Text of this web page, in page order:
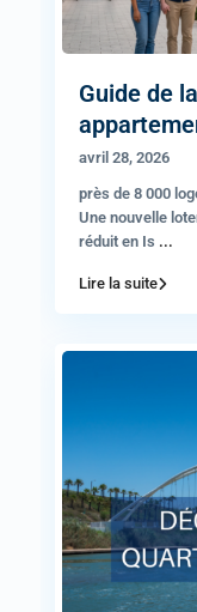
Guide de
avril 28, 2026
près de 8 000
Une nouvelle
réduit en Is ...
Lire la suite